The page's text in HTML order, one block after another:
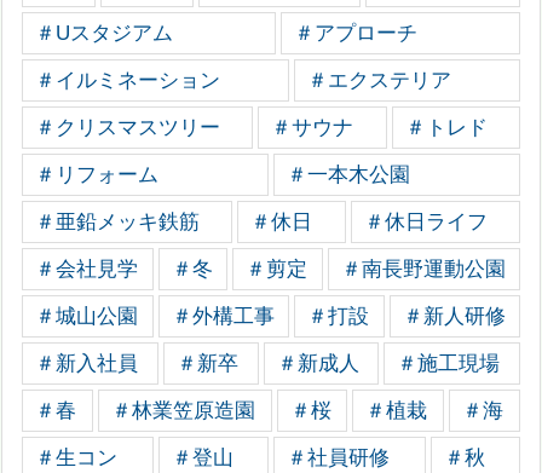
＃Uスタジアム ＃アプローチ
＃イルミネーション ＃エクステリア
＃クリスマスツリー ＃サウナ ＃トレド
＃リフォーム ＃一本木公園
＃亜鉛メッキ鉄筋 ＃休日 ＃休日ライフ
＃会社見学 ＃冬 ＃剪定 ＃南長野運動公園
＃城山公園 ＃外構工事 ＃打設 ＃新人研修
＃新入社員 ＃新卒 ＃新成人 ＃施工現場
＃春 ＃林業笠原造園 ＃桜 ＃植栽 ＃海
＃生コン ＃登山 ＃社員研修 ＃秋